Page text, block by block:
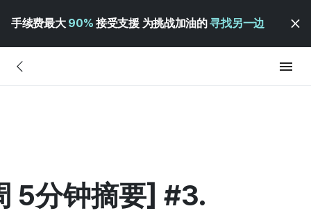
手续费最大 90% 接受支援 为挑战加油的寻找另一边
5分钟摘要] #3.